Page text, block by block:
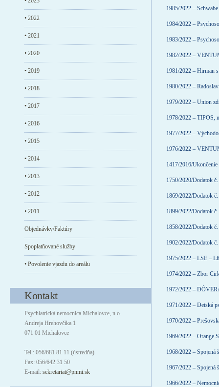
1985/2022 –
1984/2022 –
1983/2022 –
1982/2022 –
1981/2022 – Hirman
1980/2022 –
1979/2022 – Union
1978/2022 – TIPOS,
1977/2022 –
1976/2022 –
1417/2016/
1750/2020/Dodatok
1869/2022/Dodatok
1899/2022/Dodatok
1858/2022/Dodatok
1902/2022/Dodatok
1975/2022 – LSE –
1974/2022 – Zbor
1972/2022 –
1971/2022 – Detská
1970/2022 –
1969/2022 – Orange
1968/2022 – Spojená
1967/2022 – Spojená
1966/2022 –
• 2022
• 2021
• 2020
• 2019
• 2018
• 2017
• 2016
• 2015
• 2014
• 2013
• 2012
• 2011
Objednávky/Faktúry
Spoplatňované služby
• Povolenie vjazdu do areálu
Kontakt
Psychiatrická nemocnica Michalovce, n.o.
Andreja Hrehovčíka 1
071 01 Michalovce
Tel.: 056/681 81 11 (ústredňa)
Fax: 056/642 31 50
E-mail: sekretariat@pnmi.sk